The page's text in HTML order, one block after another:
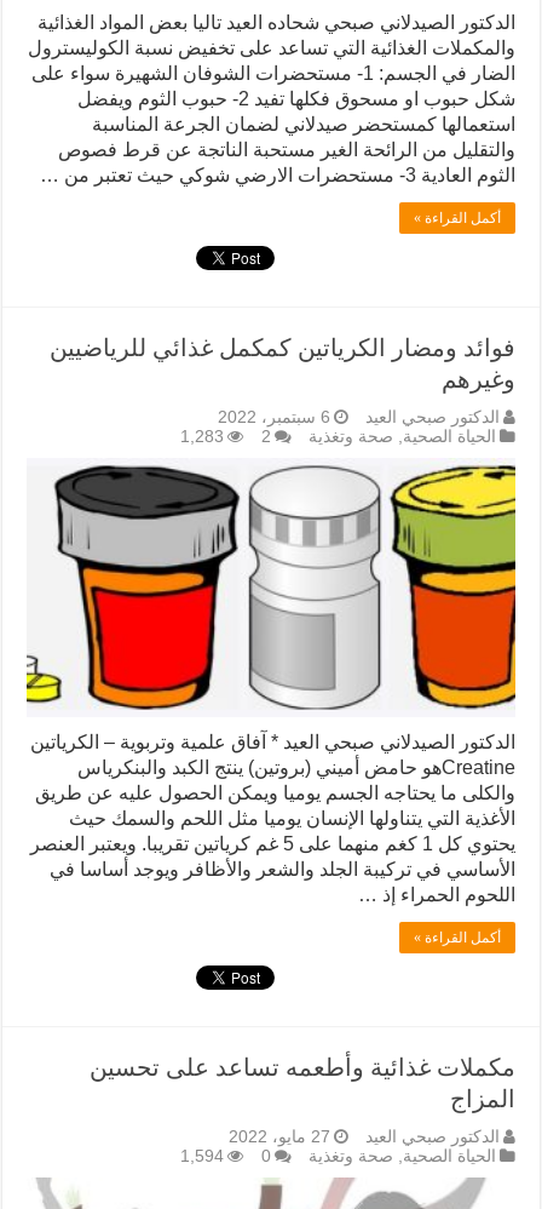
الدكتور الصيدلاني صبحي شحاده العيد تاليا بعض المواد الغذائية
والمكملات الغذائية التي تساعد على تخفيض نسبة الكوليسترول
الضار في الجسم: 1- مستحضرات الشوفان الشهيرة سواء على
شكل حبوب او مسحوق فكلها تفيد 2- حبوب الثوم ويفضل
استعمالها كمستحضر صيدلاني لضمان الجرعة المناسبة
والتقليل من الرائحة الغير مستحبة الناتجة عن قرط فصوص
الثوم العادية 3- مستحضرات الارضي شوكي حيث تعتبر من …
أكمل القراءة »
فوائد ومضار الكرياتين كمكمل غذائي للرياضيين
وغيرهم
الدكتور صبحي العيد
6 سبتمبر، 2022
الحياة الصحية
صحة وتغذية 2
1,283
الدكتور الصيدلاني صبحي العيد * آفاق علمية وتربوية – الكرياتين
Creatineهو حامض أميني (بروتين) ينتج الكبد والبنكرياس
والكلى ما يحتاجه الجسم يوميا ويمكن الحصول عليه عن طريق
الأغذية التي يتناولها الإنسان يوميا مثل اللحم والسمك حيث
يحتوي كل 1 كغم منهما على 5 غم كرياتين تقريبا. ويعتبر العنصر
الأساسي في تركيبة الجلد والشعر والأظافر ويوجد أساسا في
اللحوم الحمراء إذ …
أكمل القراءة »
مكملات غذائية وأطعمه تساعد على تحسين
المزاج
الدكتور صبحي العيد
27 مايو، 2022
الحياة الصحية, صحة وتغذية 0
1,594